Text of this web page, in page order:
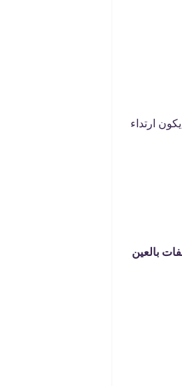
ارتداء
بالعين